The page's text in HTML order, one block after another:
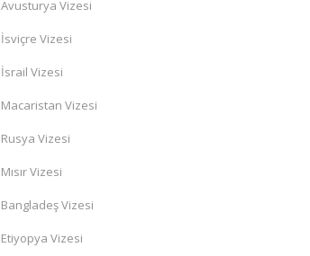
Avusturya Vizesi
İsviçre Vizesi
İsrail Vizesi
Macaristan Vizesi
Rusya Vizesi
Mısır Vizesi
Bangladeş Vizesi
Etiyopya Vizesi